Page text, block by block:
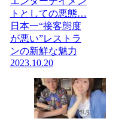
トとしての悪態…
日本一“接客態度
が悪い”レストラ
ンの新鮮な魅力
2023.10.20